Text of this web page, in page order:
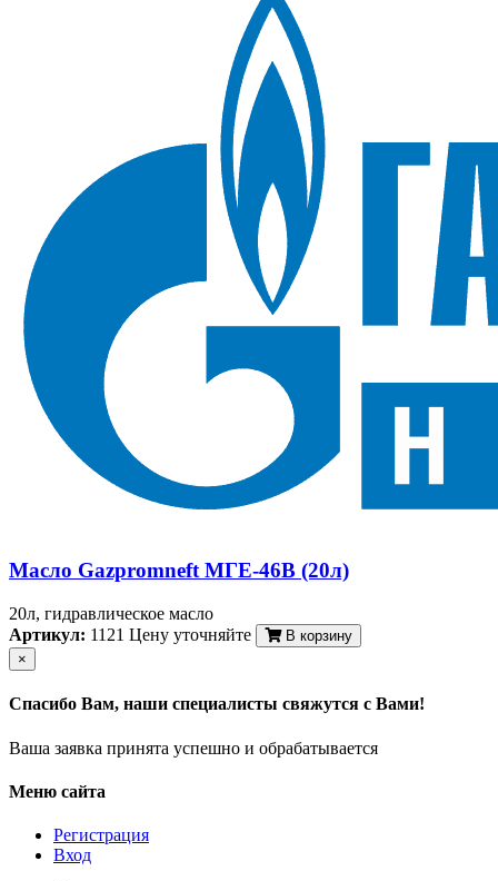
Масло Gazpromneft МГЕ-46В (20л)
20л, гидравлическое масло
Артикул: 1121 Цену уточняйте
В корзину
×
Спасибо Вам, наши специалисты свяжутся с Вами!
Ваша заявка принята успешно и обрабатывается
Меню сайта
Регистрация
Вход